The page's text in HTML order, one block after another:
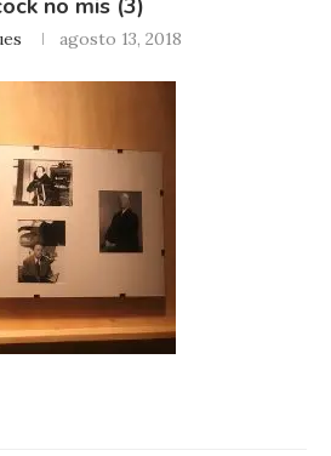
agosto 13, 2018